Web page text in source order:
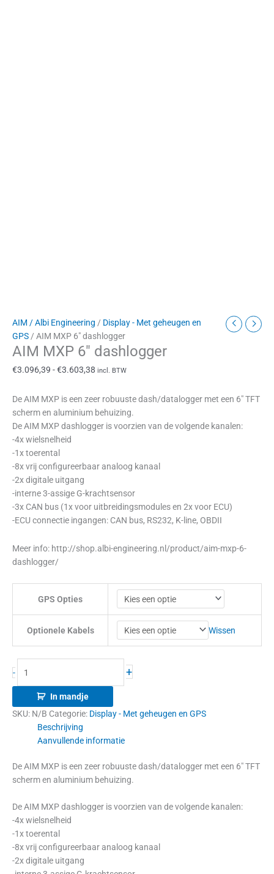
AIM / Albi Engineering / Display - Met geheugen en
GPS/ AIM MXP 6″ dashlogger
AIM MXP 6″ dashlogger
€3.096,39 -€3.603,38 incl. BTW
De AIM MXP is een zeer robuuste dash/datalogger met een 6″ TFT
scherm en aluminium behuizing.
De AIM MXP dashlogger is voorzien van de volgende kanalen:
-4x wielsnelheid
-1x toerental
-8x vrij configureerbaar analoog kanaal
-2x digitale uitgang
-interne 3-assige G-krachtsensor
-3x CAN bus (1x voor uitbreidingsmodules en 2x voor ECU)
-ECU connectie ingangen: CAN bus, RS232, K-line, OBDII
Meer info: http://shop.albi-engineering.nl/product/aim-mxp-6-
dashlogger/
GPS Opties
Optionele Kabels Wissen
- +
In mandje
SKU: N/B Categorie: Display - Met geheugen en GPS
Beschrijving
Aanvullende informatie
De AIM MXP is een zeer robuuste dash/datalogger met een 6″ TFT
scherm en aluminium behuizing.
De AIM MXP dashlogger is voorzien van de volgende kanalen:
-4x wielsnelheid
-1x toerental
-8x vrij configureerbaar analoog kanaal
-2x digitale uitgang